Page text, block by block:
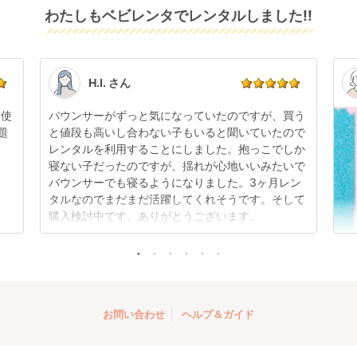
ベビーカー アップリ
カ(aprica)
レンタル
円 〜
ビーカー アップリカ
(aprica)
レンタル
10,010円 〜
ーブンフロー
(evenflo)
レンタル
12,738円 〜
エパ (epa) A型ベビー
カー ピジョン
(pigeon)
21,703円 〜
てお届けしております。そのため、小さなキズや使用
感はございますが、故障や大きなキズ、シミなどのリ
す。
点検清掃については
もご確認ください。
また、レンタル期間の変更も商品発送前であれば変更
可能です。
い。
わたしもベビレンタでレンタルしました!!
H.I. さん
バウンサーがずっと気になっていたのですが、買う
と値段も高いし合わない子もいると聞いていたので
レンタルを利用することにしました。抱っこでしか
寝ない子だったのですが、揺れが心地いいみたいで
バウンサーでも寝るようになりました。3ヶ月レン
タルなのでまだまだ活躍してくれそうです。そして
購入検討中です。ありがとうございます。
お問い合わせ ヘルプ＆ガイド